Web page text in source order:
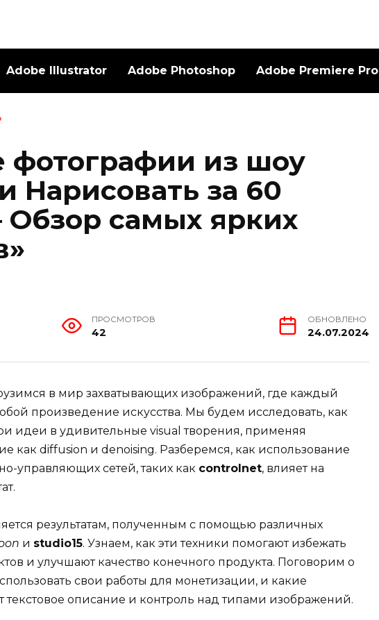
Adobe Illustrator Adobe Photoshop Adobe Premiere Pro
фотографии из шоу
Нарисовать за 60
самых ярких
ПРОСМОТРОВ
42
ОБНОВЛЕНО
24.07.2024
в мир захватывающих изображений, где каждый
произведение искусства. Мы будем исследовать, как
идеи в удивительные visual творения, применяя
как diffusion и denoising. Разберемся, как использование
управляющих сетей, таких как controlnet, влияет на
результатам, полученным с помощью различных
и studio15. Узнаем, как эти техники помогают избежать
и улучшают качество конечного продукта. Поговорим о
свои работы для монетизации, и какие
текстовое описание и контроль над типами изображений.